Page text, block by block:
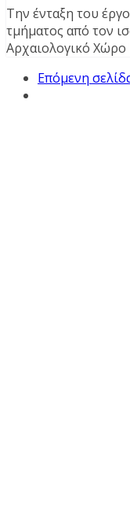
Την ένταξη του
τμήματος από τον
Αρχαιολογικό
Επόμενη